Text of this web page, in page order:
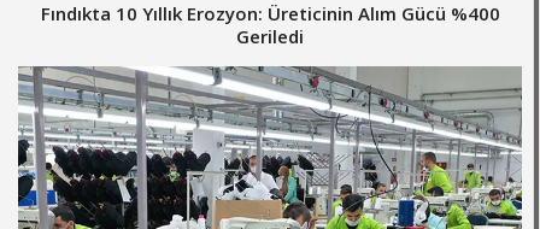
Fındıkta 10 Yıllık Erozyon: Üreticinin Alım Gücü %400
Geriledi